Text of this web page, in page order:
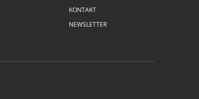
KONTAKT
NEWSLETTER